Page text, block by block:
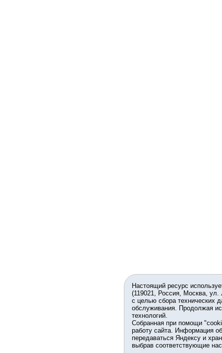
Настоящий ресурс
(119021, Россия, Москва,
с целью сбора технических
обслуживания. Продолжая
технологий.
Собранная при помощи
работу сайта. Информация
передаваться Яндексу и
выбрав соответствующие